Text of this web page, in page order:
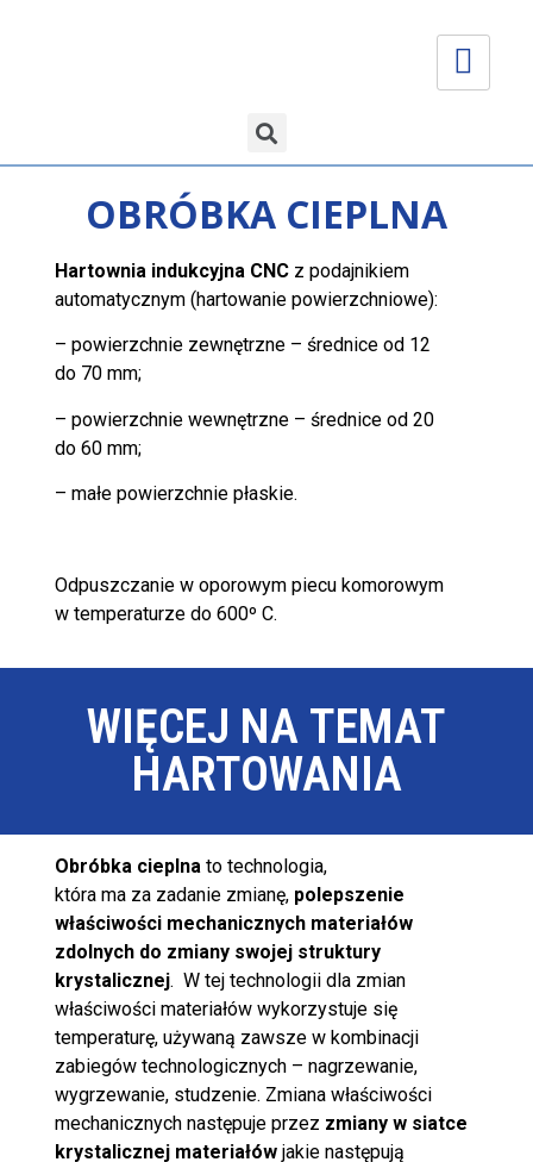
OBRÓBKA CIEPLNA
Hartownia indukcyjna CNCz podajnikiem
automatycznym (hartowanie powierzchniowe):
– powierzchnie zewnętrzne – średnice od 12
do 70 mm;
– powierzchnie wewnętrzne – średnice od 20
do 60 mm;
– małe powierzchnie płaskie.
Odpuszczanie w oporowym piecu komorowym
w temperaturze do 600º C.
WIĘCEJ NA TEMAT
HARTOWANIA
Obróbka cieplna to technologia,
która ma za zadanie zmianę, polepszenie
właściwości mechanicznych materiałów
zdolnych do zmiany swojej struktury
krystalicznej. W tej technologii dla zmian
właściwości materiałów wykorzystuje się
temperaturę, używaną zawsze w kombinacji
zabiegów technologicznych – nagrzewanie,
wygrzewanie, studzenie. Zmiana właściwości
mechanicznych następuje przez zmiany w siatce
krystalicznej materiałów jakie następują